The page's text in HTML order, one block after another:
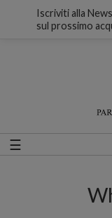
☰
Iscriviti alla
sul prossimo